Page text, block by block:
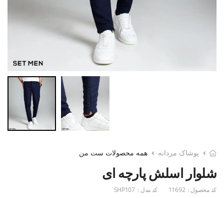
پوشاک مردانه همه محصولات ست من
شلوار اسلش پارچه ای
کد محصول : 11692 کد مدل : SHP107